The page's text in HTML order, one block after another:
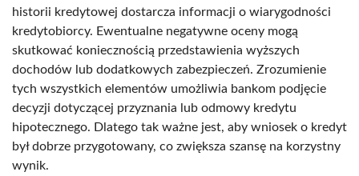
historii kredytowej dostarcza informacji o wiarygodności
kredytobiorcy. Ewentualne negatywne oceny mogą
skutkować koniecznością przedstawienia wyższych
dochodów lub dodatkowych zabezpieczeń. Zrozumienie
tych wszystkich elementów umożliwia bankom podjęcie
decyzji dotyczącej przyznania lub odmowy kredytu
hipotecznego. Dlatego tak ważne jest, aby wniosek o kredyt
był dobrze przygotowany, co zwiększa szansę na korzystny
wynik.